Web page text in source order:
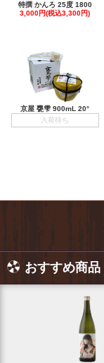
特撰 かんろ 25度 1800
3,000円(税込3,300円)
京屋 甕雫 900mL 20°
入荷待ち
おすすめ商品